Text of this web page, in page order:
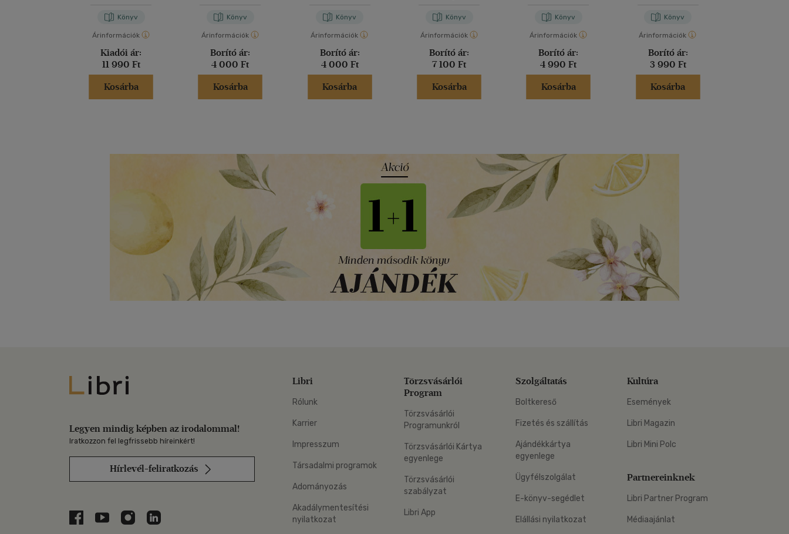
Könyv
Árinformációk
Kiadói ár:
11 990 Ft
Kosárba
Könyv
Árinformációk
Borító ár:
4 000 Ft
Kosárba
Könyv
Árinformációk
Borító ár:
4 000 Ft
Kosárba
Könyv
Árinformációk
Borító ár:
7 100 Ft
Kosárba
Könyv
Árinformációk
Borító ár:
4 990 Ft
Kosárba
Könyv
Árinformációk
Borító ár:
3 990 Ft
Kosárba
Libri
Legyen mindig képben az irodalommal!
Iratkozzon fel legfrissebb híreinkért!
Hírlevél-feliratkozás
Libri a Facebookon
Libri a Youtube-on
Libri az Instagramon
Libri a LinkedInen
Libri
Rólunk
Karrier
Impresszum
Társadalmi programok
Adományozás
Akadálymentesítési
nyilatkozat
Törzsvásárlói
Program
Törzsvásárlói
Programunkról
Törzsvásárlói Kártya
egyenlege
Törzsvásárlói
szabályzat
Libri App
Szolgáltatás
Boltkereső
Fizetés és szállítás
Ajándékkártya
egyenlege
Ügyfélszolgálat
E-könyv-segédlet
Elállási nyilatkozat
Kultúra
Események
Libri Magazin
Libri Mini Polc
Partnereinknek
Libri Partner Program
Médiaajánlat